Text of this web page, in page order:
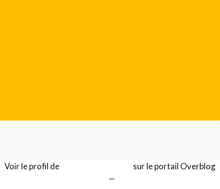
Voir le profil de sur le portail Overblog